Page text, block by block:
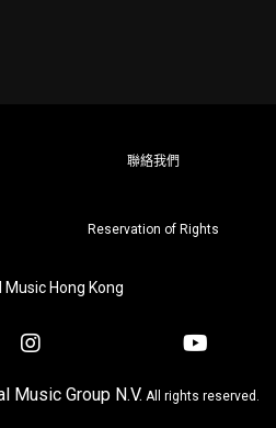
聯絡我們
Reservation of Rights
Music Hong Kong
Music Group N.V. All rights reserved.